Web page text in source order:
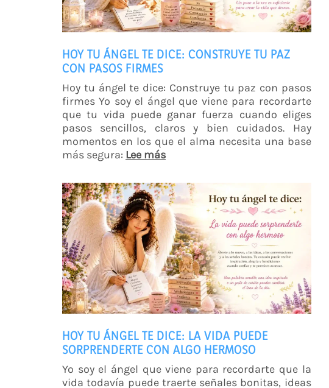
HOY TU ÁNGEL TE DICE: CONSTRUYE TU PAZ
CON PASOS FIRMES
Hoy tu ángel te dice: Construye tu paz con pasos
firmes Yo soy el ángel que viene para recordarte
que tu vida puede ganar fuerza cuando eliges
pasos sencillos, claros y bien cuidados. Hay
momentos en los que el alma necesita una base
más segura: Lee más
HOY TU ÁNGEL TE DICE: LA VIDA PUEDE
SORPRENDERTE CON ALGO HERMOSO
Yo soy el ángel que viene para recordarte que la
vida todavía puede traerte señales bonitas, ideas